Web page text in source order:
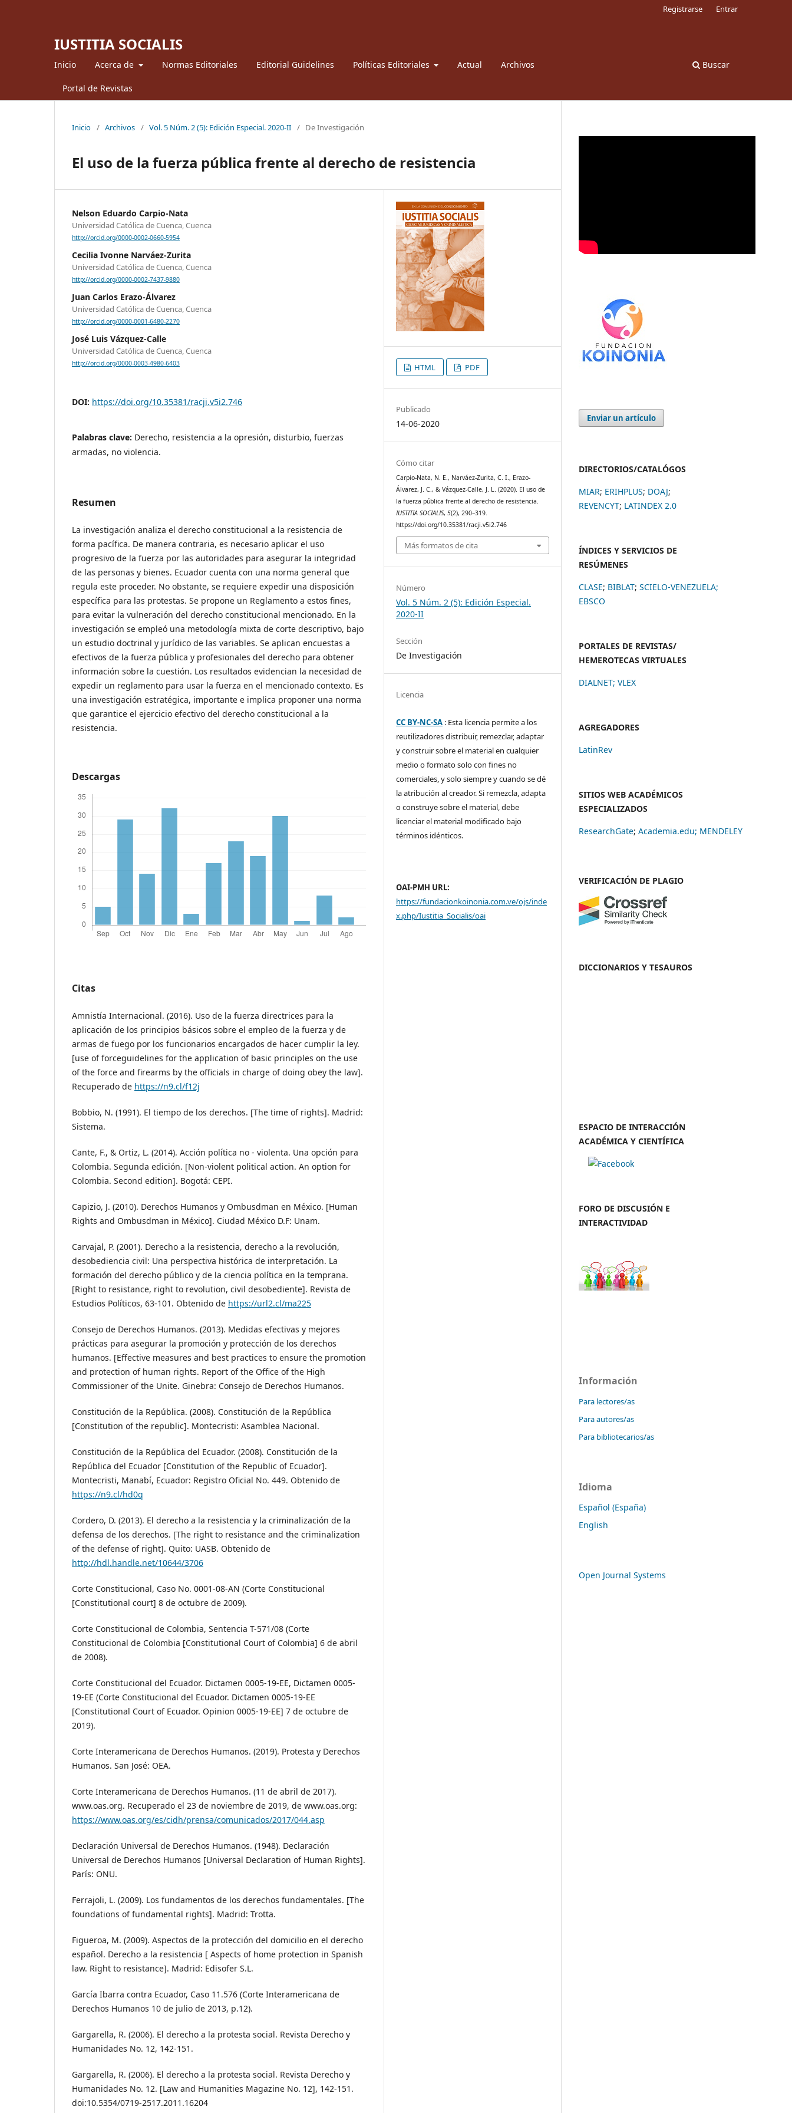
IUSTITIA SOCIALIS
Inicio Acerca de Normas Editoriales Editorial Guidelines Políticas Editoriales Actual Archivos
Portal de Revistas
Buscar
Registrarse Entrar
Inicio / Archivos / Vol. 5 Núm. 2 (5): Edición Especial. 2020-II / De Investigación
El uso de la fuerza pública frente al derecho de resistencia
Nelson Eduardo Carpio-Nata
Universidad Católica de Cuenca, Cuenca
http://orcid.org/0000-0002-0660-5954
Cecilia Ivonne Narváez-Zurita
Universidad Católica de Cuenca, Cuenca
http://orcid.org/0000-0002-7437-9880
Juan Carlos Erazo-Álvarez
Universidad Católica de Cuenca, Cuenca
http://orcid.org/0000-0001-6480-2270
José Luis Vázquez-Calle
Universidad Católica de Cuenca, Cuenca
http://orcid.org/0000-0003-4980-6403
DOI: https://doi.org/10.35381/racji.v5i2.746
Palabras clave: Derecho, resistencia a la opresión, disturbio, fuerzas
armadas, no violencia.
Resumen
La investigación analiza el derecho constitucional a la resistencia de
forma pacífica. De manera contraria, es necesario aplicar el uso
progresivo de la fuerza por las autoridades para asegurar la integridad
de las personas y bienes. Ecuador cuenta con una norma general que
regula este proceder. No obstante, se requiere expedir una disposición
específica para las protestas. Se propone un Reglamento a estos fines,
para evitar la vulneración del derecho constitucional mencionado. En la
investigación se empleó una metodología mixta de corte descriptivo, bajo
un estudio doctrinal y jurídico de las variables. Se aplican encuestas a
efectivos de la fuerza pública y profesionales del derecho para obtener
información sobre la cuestión. Los resultados evidencian la necesidad de
expedir un reglamento para usar la fuerza en el mencionado contexto. Es
una investigación estratégica, importante e implica proponer una norma
que garantice el ejercicio efectivo del derecho constitucional a la
resistencia.
Descargas
Citas
Amnistía Internacional. (2016). Uso de la fuerza directrices para la
aplicación de los principios básicos sobre el empleo de la fuerza y de
armas de fuego por los funcionarios encargados de hacer cumplir la ley.
[use of forceguidelines for the application of basic principles on the use
of the force and firearms by the officials in charge of doing obey the law].
Recuperado de https://n9.cl/f12j
Bobbio, N. (1991). El tiempo de los derechos. [The time of rights]. Madrid:
Sistema.
Cante, F., & Ortiz, L. (2014). Acción política no - violenta. Una opción para
Colombia. Segunda edición. [Non-violent political action. An option for
Colombia. Second edition]. Bogotá: CEPI.
Capizio, J. (2010). Derechos Humanos y Ombusdman en México. [Human
Rights and Ombusdman in México]. Ciudad México D.F: Unam.
Carvajal, P. (2001). Derecho a la resistencia, derecho a la revolución,
desobediencia civil: Una perspectiva histórica de interpretación. La
formación del derecho público y de la ciencia política en la temprana.
[Right to resistance, right to revolution, civil desobediente]. Revista de
Estudios Políticos, 63-101. Obtenido de https://url2.cl/ma225
Consejo de Derechos Humanos. (2013). Medidas efectivas y mejores
prácticas para asegurar la promoción y protección de los derechos
humanos. [Effective measures and best practices to ensure the promotion
and protection of human rights. Report of the Office of the High
Commissioner of the Unite. Ginebra: Consejo de Derechos Humanos.
Constitución de la República. (2008). Constitución de la República
[Constitution of the republic]. Montecristi: Asamblea Nacional.
Constitución de la República del Ecuador. (2008). Constitución de la
República del Ecuador [Constitution of the Republic of Ecuador].
Montecristi, Manabí, Ecuador: Registro Oficial No. 449. Obtenido de
https://n9.cl/hd0q
Cordero, D. (2013). El derecho a la resistencia y la criminalización de la
defensa de los derechos. [The right to resistance and the criminalization
of the defense of right]. Quito: UASB. Obtenido de
http://hdl.handle.net/10644/3706
Corte Constitucional, Caso No. 0001-08-AN (Corte Constitucional
[Constitutional court] 8 de octubre de 2009).
Corte Constitucional de Colombia, Sentencia T-571/08 (Corte
Constitucional de Colombia [Constitutional Court of Colombia] 6 de abril
de 2008).
Corte Constitucional del Ecuador. Dictamen 0005-19-EE, Dictamen 0005-
19-EE (Corte Constitucional del Ecuador. Dictamen 0005-19-EE
[Constitutional Court of Ecuador. Opinion 0005-19-EE] 7 de octubre de
2019).
Corte Interamericana de Derechos Humanos. (2019). Protesta y Derechos
Humanos. San José: OEA.
Corte Interamericana de Derechos Humanos. (11 de abril de 2017).
www.oas.org. Recuperado el 23 de noviembre de 2019, de www.oas.org:
https://www.oas.org/es/cidh/prensa/comunicados/2017/044.asp
Declaración Universal de Derechos Humanos. (1948). Declaración
Universal de Derechos Humanos [Universal Declaration of Human Rights].
París: ONU.
Ferrajoli, L. (2009). Los fundamentos de los derechos fundamentales. [The
foundations of fundamental rights]. Madrid: Trotta.
Figueroa, M. (2009). Aspectos de la protección del domicilio en el derecho
español. Derecho a la resistencia [ Aspects of home protection in Spanish
law. Right to resistance]. Madrid: Edisofer S.L.
García Ibarra contra Ecuador, Caso 11.576 (Corte Interamericana de
Derechos Humanos 10 de julio de 2013, p.12).
Gargarella, R. (2006). El derecho a la protesta social. Revista Derecho y
Humanidades No. 12, 142-151.
Gargarella, R. (2006). El derecho a la protesta social. Revista Derecho y
Humanidades No. 12. [Law and Humanities Magazine No. 12], 142-151.
doi:10.5354/0719-2517.2011.16204
HTML PDF
Publicado
14-06-2020
Cómo citar
Carpio-Nata, N. E., Narváez-Zurita, C. I., Erazo-
Álvarez, J. C., & Vázquez-Calle, J. L. (2020). El uso de
la fuerza pública frente al derecho de resistencia.
IUSTITIA SOCIALIS,5(2), 290–319.
https://doi.org/10.35381/racji.v5i2.746
Más formatos de cita
Número
Vol. 5 Núm. 2 (5): Edición Especial.
2020-II
Sección
De Investigación
Licencia
CC BY-NC-SA : Esta licencia permite a los
reutilizadores distribuir, remezclar, adaptar
y construir sobre el material en cualquier
medio o formato solo con fines no
comerciales, y solo siempre y cuando se dé
la atribución al creador. Si remezcla, adapta
o construye sobre el material, debe
licenciar el material modificado bajo
términos idénticos.
OAI-PMH URL:
https://fundacionkoinonia.com.ve/ojs/inde
x.php/Iustitia_Socialis/oai
Enviar un artículo
DIRECTORIOS/CATALÓGOS
MIAR; ERIHPLUS; DOAJ;
REVENCYT; LATINDEX 2.0
ÍNDICES Y SERVICIOS DE
RESÚMENES
CLASE; BIBLAT; SCIELO-VENEZUELA;
EBSCO
PORTALES DE REVISTAS/
HEMEROTECAS VIRTUALES
DIALNET; VLEX
AGREGADORES
LatinRev
SITIOS WEB ACADÉMICOS
ESPECIALIZADOS
ResearchGate; Academia.edu; MENDELEY
VERIFICACIÓN DE PLAGIO
DICCIONARIOS Y TESAUROS
ESPACIO DE INTERACCIÓN
ACADÉMICA Y CIENTÍFICA
FORO DE DISCUSIÓN E
INTERACTIVIDAD
Información
Para lectores/as
Para autores/as
Para bibliotecarios/as
Idioma
Español (España)
English
Open Journal Systems